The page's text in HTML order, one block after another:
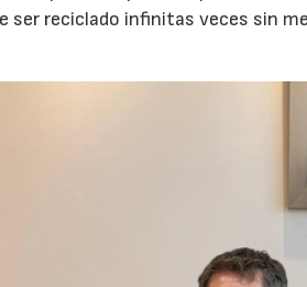
ser reciclado infinitas veces sin